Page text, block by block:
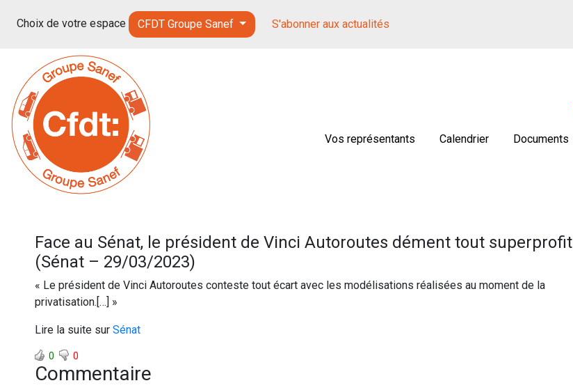
Choix de votre espace CFDT Groupe Sanef S'abonner aux actualités
Vos représentants Calendrier Documents
Face au Sénat, le président de Vinci Autoroutes dément tout superprofit
(Sénat – 29/03/2023)
« Le président de Vinci Autoroutes conteste tout écart avec les modélisations réalisées au moment de la
privatisation.[…] »
Lire la suite sur Sénat
0 0
Commentaire